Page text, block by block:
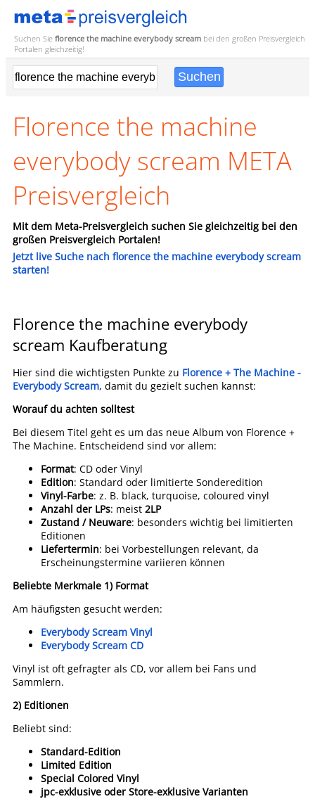
Suchen Sie florence the machine everybody scream bei den großen Preisvergleich
Portalen gleichzeitig!
Florence the machine
everybody scream META
Preisvergleich
Mit dem Meta-Preisvergleich suchen Sie gleichzeitig bei den
großen Preisvergleich Portalen!
Jetzt live Suche nach florence the machine everybody scream
starten!
Florence the machine everybody
scream Kaufberatung
Hier sind die wichtigsten Punkte zu Florence + The Machine -
Everybody Scream, damit du gezielt suchen kannst:
Worauf du achten solltest
Bei diesem Titel geht es um das neue Album von Florence +
The Machine. Entscheidend sind vor allem:
Format: CD oder Vinyl
Edition: Standard oder limitierte Sonderedition
Vinyl-Farbe: z. B. black, turquoise, coloured vinyl
Anzahl der LPs: meist 2LP
Zustand / Neuware: besonders wichtig bei limitierten
Editionen
Liefertermin: bei Vorbestellungen relevant, da
Erscheinungstermine variieren können
Beliebte Merkmale 1) Format
Am häufigsten gesucht werden:
Everybody Scream Vinyl
Everybody Scream CD
Vinyl ist oft gefragter als CD, vor allem bei Fans und
Sammlern.
2) Editionen
Beliebt sind:
Standard-Edition
Limited Edition
Special Colored Vinyl
jpc-exklusive oder Store-exklusive Varianten